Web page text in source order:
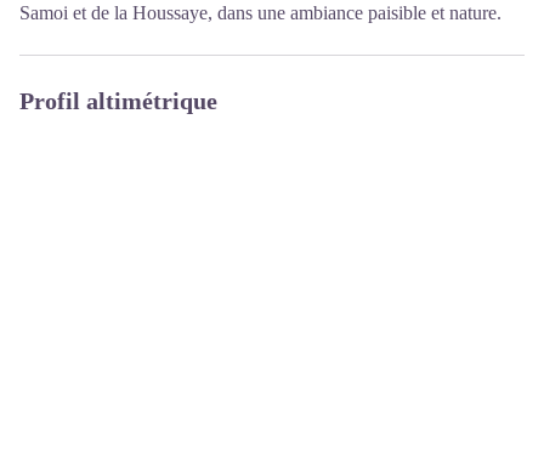
Samoi et de la Houssaye, dans une ambiance paisible et nature.
Profil altimétrique